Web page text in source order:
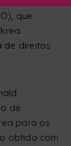
que
de direitos
de
para os
obtido com